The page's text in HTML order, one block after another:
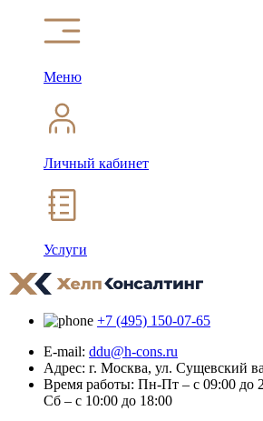
Меню
Личный кабинет
Услуги
+7 (495) 150-07-65
E-mail: ddu@h-cons.ru
Адрес: г. Москва, ул. Сущевский
Время работы: Пн-Пт – с 09:00 до
Сб – с 10:00 до 18:00